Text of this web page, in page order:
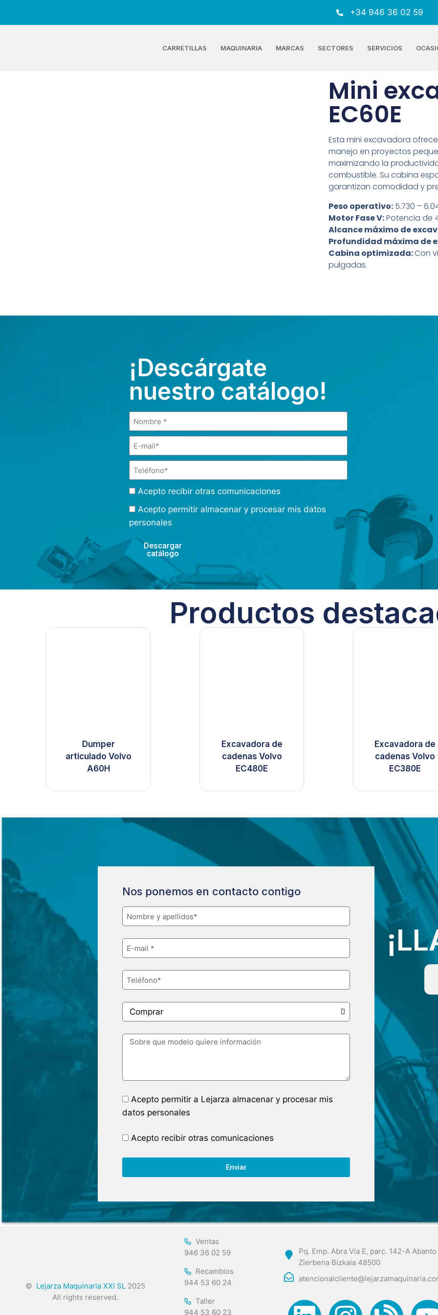
+34 946 36 02 59
CARRETILLAS MAQUINARIA MARCAS SECTORES SERVICIOS
Mini
EC60E
Esta mini excavadora
manejo en proyectos
maximizando la
combustible. Su cabina
garantizan comodidad y
Peso operativo: 5.730 –
Motor Fase V:Potencia de
Alcance máximo de
Profundidad máxima de
Cabina optimizada:Con
pulgadas.
¡Descárgate
nuestro catálogo!
Acepto recibir otras comunicaciones
Acepto permitir almacenar y procesar mis datos
personales
Descargar
catálogo
Productos
Dumper
articulado Volvo
A60H
Excavadora de
cadenas Volvo
EC480E
Excavadora de
cadenas Volvo
EC380E
Nos ponemos en contacto contigo
Acepto permitir a Lejarza almacenar y procesar mis
datos personales
Acepto recibir otras comunicaciones
Enviar
© Lejarza Maquinaria XXI SL 2025
All rights reserved.
Ventas
946 36 02 59
Recambios
944 53 60 24
Taller
944 53 60 23
Pq. Emp. Abra Vía E, parc. 142-A
Zierbena Bizkaia 48500